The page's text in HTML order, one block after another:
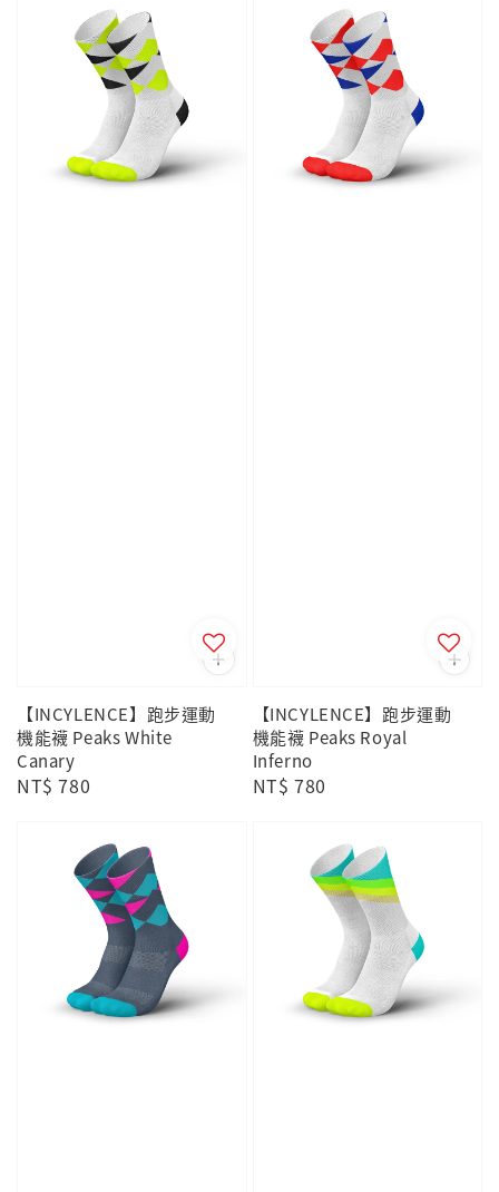
【INCYLENCE】跑步運動
機能襪 Peaks White
Canary
Regular
NT$ 780
【INCYLENCE】跑步運動
機能襪 Peaks Royal
Inferno
Regular
NT$ 780